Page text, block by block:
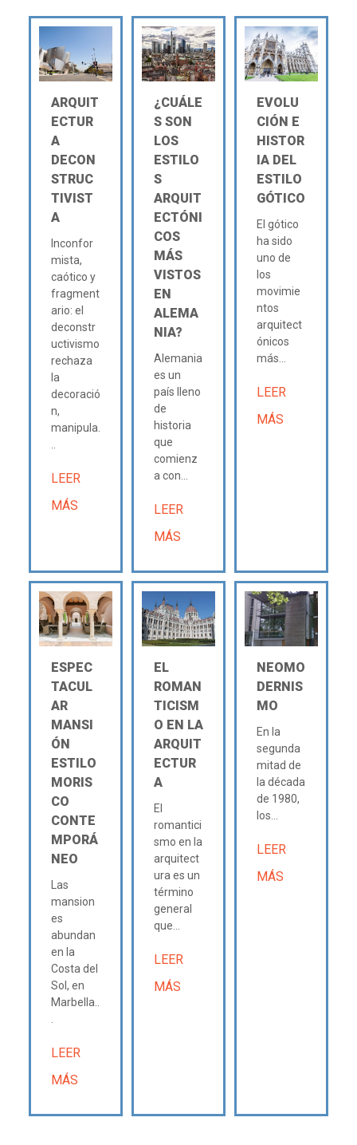
ARQUIT
ECTUR
A
DECON
STRUC
TIVIST
A
Inconfor
mista,
caótico y
fragment
ario: el
deconstr
uctivismo
rechaza
la
decoració
n,
manipula.
LEER
MÁS
¿CUÁLE
S SON
LOS
ESTILO
S
ARQUIT
ECTÓNI
COS
MÁS
VISTOS
EN
ALEMA
NIA?
Alemania
es un
país lleno
de
historia
que
comienz
a con...
LEER
MÁS
EVOLU
CIÓN E
HISTOR
IA DEL
ESTILO
GÓTICO
El gótico
ha sido
uno de
los
movimie
ntos
arquitect
ónicos
más...
LEER
MÁS
ESPEC
TACUL
AR
MANSI
ÓN
ESTILO
MORIS
CO
CONTE
MPORÁ
NEO
Las
mansion
es
abundan
en la
Costa del
Sol, en
Marbella..
LEER
MÁS
EL
ROMAN
TICISM
O EN LA
ARQUIT
ECTUR
A
El
romantici
smo en la
arquitect
ura es un
término
general
que...
LEER
MÁS
NEOMO
DERNIS
MO
En la
segunda
mitad de
la década
de 1980,
los...
LEER
MÁS